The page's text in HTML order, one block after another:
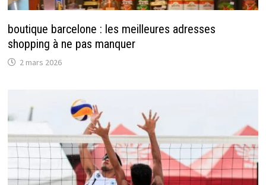
boutique barcelone : les meilleures adresses
shopping à ne pas manquer
2 mars 2026